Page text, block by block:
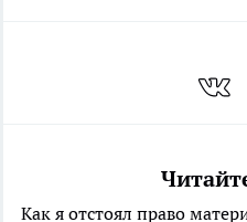
Как я отстоял право